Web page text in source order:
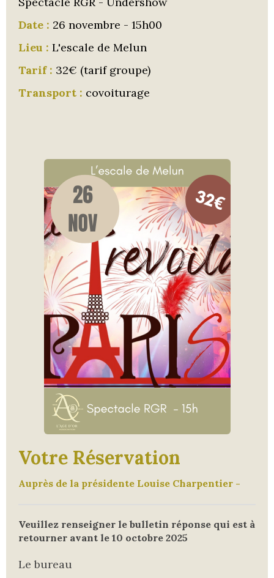
Date : 26 novembre - 15h00
Lieu : L'escale de Melun
Tarif : 32€ (tarif groupe)
Transport : covoiturage
Votre Réservation
Auprès de la présidente Louise Charpentier -
Veuillez renseigner le bulletin réponse qui est à
retourner avant le 10 octobre 2025
Le bureau